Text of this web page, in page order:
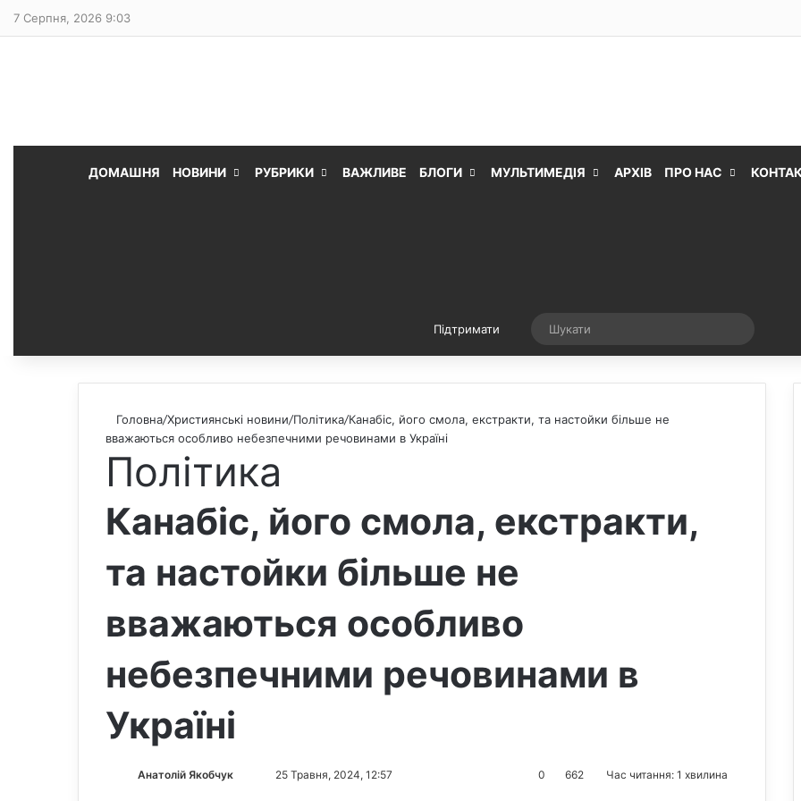
7 Серпня, 2026 9:03
ДОМАШНЯ НОВИНИ РУБРИКИ ВАЖЛИВЕ БЛОГИ МУЛЬТИМЕДІЯ АРХІВ ПРО НАС
Підтримати Випадкова стаття
Головна/Християнські новини/Політика/Канабіс, його смола, екстракти, та настойки більше не
вважаються особливо небезпечними речовинами в Україні
Політика
Канабіс, його смола, екстракти,
та настойки більше не
вважаються особливо
небезпечними речовинами в
Україні
Анатолій Якобчук 25 Травня, 2024, 12:57 0 662 Час читання: 1 хвилина